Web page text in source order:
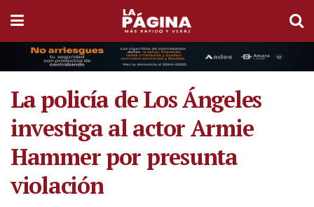
La policía de Los Ángeles
investiga al actor Armie
Hammer por presunta
violación